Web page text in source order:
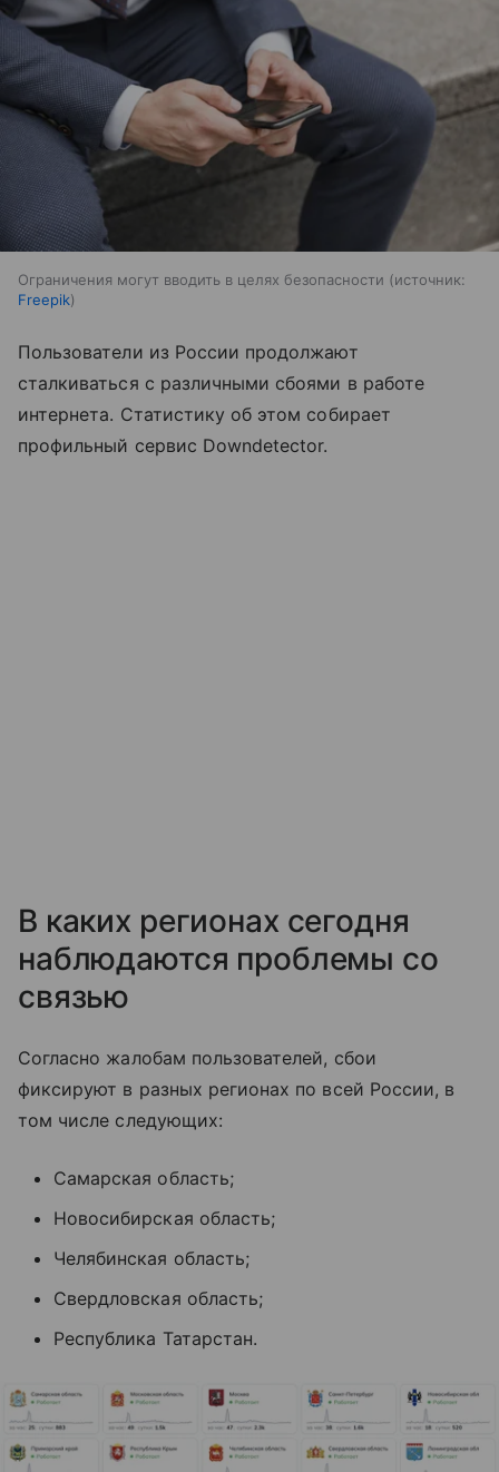
Ограничения могут вводить в целях безопасности
источник:
Freepik
Пользователи из России продолжают
сталкиваться с различными сбоями в работе
интернета. Статистику об этом собирает
профильный сервис Downdetector.
В каких регионах сегодня
наблюдаются проблемы со
связью
Согласно жалобам пользователей, сбои
фиксируют в разных регионах по всей России, в
том числе следующих:
Самарская область;
Новосибирская область;
Челябинская область;
Свердловская область;
Республика Татарстан.